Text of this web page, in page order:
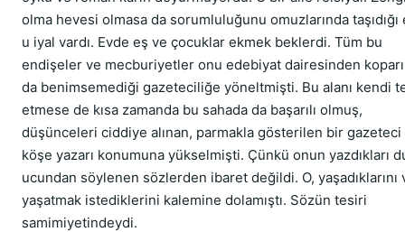
olma hevesi olmasa da sorumluluğunu omuzlarında taşıdığı
u iyal vardı. Evde eş ve çocuklar ekmek beklerdi. Tüm bu
endişeler ve mecburiyetler onu edebiyat dairesinden
da benimsemediği gazeteciliğe yöneltmişti. Bu alanı kendi
etmese de kısa zamanda bu sahada da başarılı olmuş,
düşünceleri ciddiye alınan, parmakla gösterilen bir gazeteci
köşe yazarı konumuna yükselmişti. Çünkü onun yazdıkları
ucundan söylenen sözlerden ibaret değildi. O, yaşadıklarını
yaşatmak istediklerini kalemine dolamıştı. Sözün tesiri
samimiyetindeydi.